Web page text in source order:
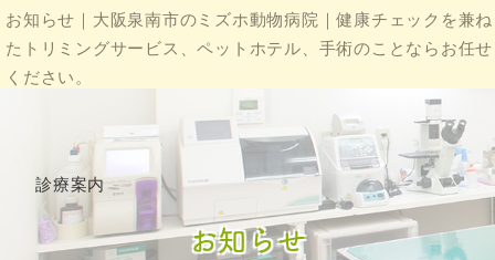
お知らせ｜大阪泉南市のミズホ動物病院｜健康チェックを兼ね
たトリミングサービス、ペットホテル、手術のことならお任せ
ください。
大阪府泉南市樽井2丁目16番5号
当院について 院長・スタッフ紹介
診療案内 ギャラリー 病院案内
お知らせ